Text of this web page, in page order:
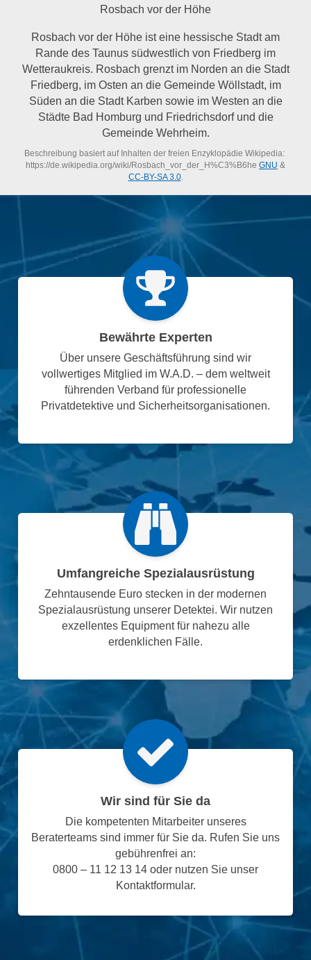
Rosbach vor der Höhe
Rosbach vor der Höhe ist eine hessische Stadt am
Rande des Taunus südwestlich von Friedberg im
Wetteraukreis. Rosbach grenzt im Norden an die Stadt
Friedberg, im Osten an die Gemeinde Wöllstadt, im
Süden an die Stadt Karben sowie im Westen an die
Städte Bad Homburg und Friedrichsdorf und die
Gemeinde Wehrheim.
Beschreibung basiert auf Inhalten der freien Enzyklopädie Wikipedia:
https://de.wikipedia.org/wiki/Rosbach_vor_der_H%C3%B6he GNU &
CC-BY-SA 3.0.
Bewährte Experten
Über unsere Geschäftsführung sind wir
vollwertiges Mitglied im W.A.D. – dem weltweit
führenden Verband für professionelle
Privatdetektive und Sicherheitsorganisationen.
Umfangreiche Spezialausrüstung
Zehntausende Euro stecken in der modernen
Spezialausrüstung unserer Detektei. Wir nutzen
exzellentes Equipment für nahezu alle
erdenklichen Fälle.
Wir sind für Sie da
Die kompetenten Mitarbeiter unseres
Beraterteams sind immer für Sie da. Rufen Sie uns
gebührenfrei an:
0800 – 11 12 13 14 oder nutzen Sie unser
Kontaktformular.